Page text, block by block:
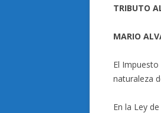
TRIBUTO
MARIO
El
naturaleza
En la Ley